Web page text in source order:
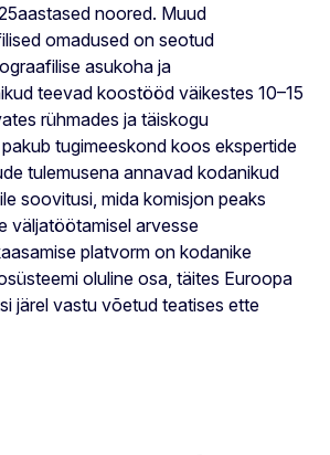
noored. Muud
omadused on seotud
asukoha ja
teevad koostööd väikestes 10–15
rühmades ja täiskogu
tugimeeskond koos ekspertide
tulemusena annavad kodanikud
soovitusi, mida komisjon peaks
väljatöötamisel arvesse
platvorm on kodanike
oluline osa, täites Euroopa
järel vastu võetud teatises ette